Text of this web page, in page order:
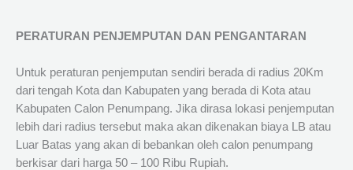
PERATURAN PENJEMPUTAN DAN PENGANTARAN
Untuk peraturan penjemputan sendiri berada di radius 20Km
dari tengah Kota dan Kabupaten yang berada di Kota atau
Kabupaten Calon Penumpang. Jika dirasa lokasi penjemputan
lebih dari radius tersebut maka akan dikenakan biaya LB atau
Luar Batas yang akan di bebankan oleh calon penumpang
berkisar dari harga 50 – 100 Ribu Rupiah.